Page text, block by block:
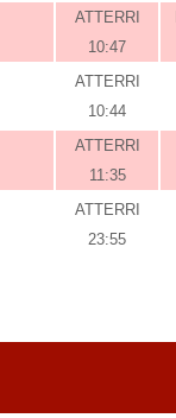
ATTERRI
10:47
ATTERRI
10:44
ATTERRI
11:35
ATTERRI
23:55